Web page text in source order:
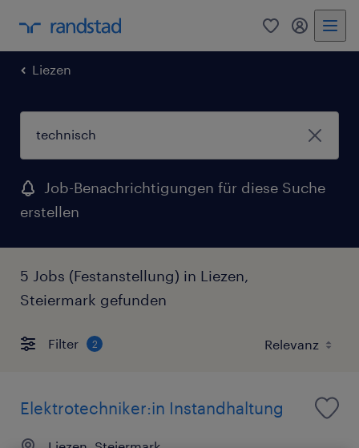
0 Mein
Liezen
Job-Benachrichtigungen für diese Suche
erstellen
5 Jobs (Festanstellung) in Liezen,
Steiermark gefunden
Filter 2
Elektrotechniker:in Instandhaltung